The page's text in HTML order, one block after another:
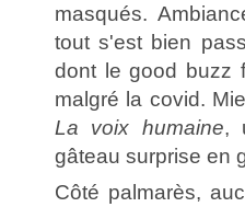
masqués.
tout s'est bien
dont le good buzz
malgré la covid.
La voix humaine,
gâteau surprise en
Côté palmarès,